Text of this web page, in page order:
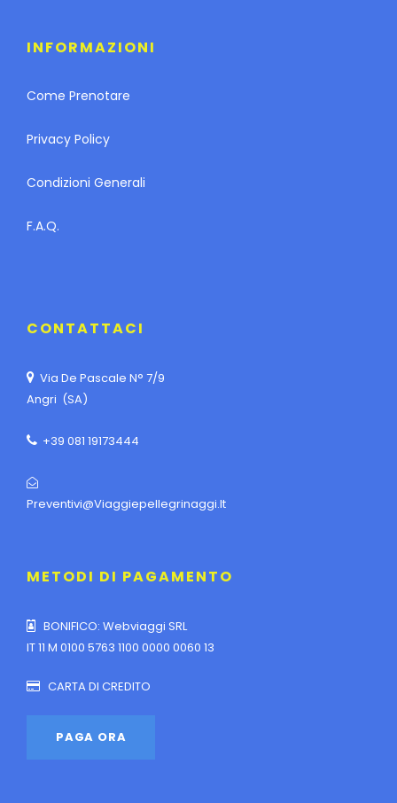
INFORMAZIONI
Come Prenotare
Privacy Policy
Condizioni Generali
F.A.Q.
CONTATTACI
Via De Pascale N° 7/9
Angri (SA)
+39 081 19173444
Preventivi@viaggiepellegrinaggi.it
METODI DI PAGAMENTO
BONIFICO: Webviaggi SRL
IT 11 M 0100 5763 1100 0000 0060 13
CARTA DI CREDITO